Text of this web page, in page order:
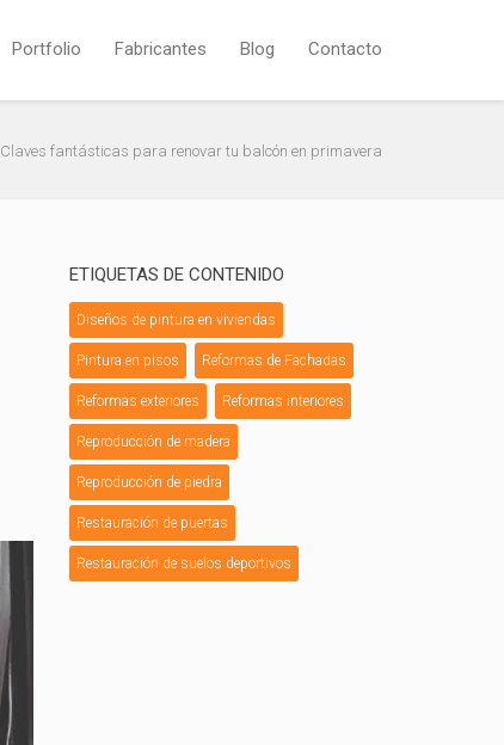
Portfolio Fabricantes Blog Contacto
Claves fantásticas para renovar tu balcón en primavera
ETIQUETAS DE CONTENIDO
Diseños de pintura en viviendas
Pintura en pisos Reformas de Fachadas
Reformas exteriores Reformas interiores
Reproducción de madera
Reproducción de piedra
Restauración de puertas
Restauración de suelos deportivos